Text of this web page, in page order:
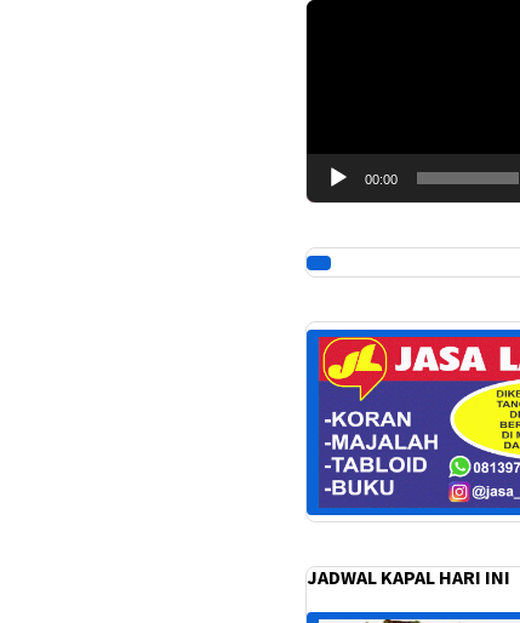
Pemutar
00:00
JADWAL KAPAL HARI INI